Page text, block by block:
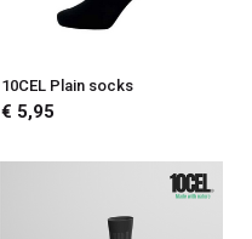
10CEL Plain socks
€ 5,95